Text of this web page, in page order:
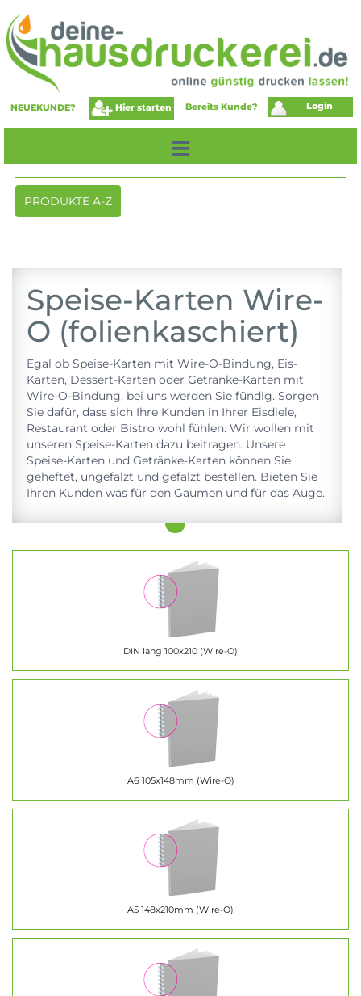
NEUEKUNDE? Hier starten Bereits Kunde? Login
Toggle
navigation
PRODUKTE A-Z
Speise-Karten Wire-
O (folienkaschiert)
Egal ob Speise-Karten mit Wire-O-Bindung, Eis-
Karten, Dessert-Karten oder Getränke-Karten mit
Wire-O-Bindung, bei uns werden Sie fündig. Sorgen
Sie dafür, dass sich Ihre Kunden in Ihrer Eisdiele,
Restaurant oder Bistro wohl fühlen. Wir wollen mit
unseren Speise-Karten dazu beitragen. Unsere
Speise-Karten und Getränke-Karten können Sie
geheftet, ungefalzt und gefalzt bestellen. Bieten Sie
Ihren Kunden was für den Gaumen und für das Auge.
DIN lang 100x210 (Wire-O)
A6 105x148mm (Wire-O)
A5 148x210mm (Wire-O)